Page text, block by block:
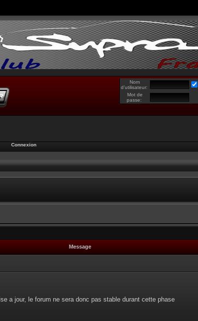
Nom
d’utilisateur:
Mot de
passe:
Connexion
Message
a jour, le forum ne sera donc pas stable durant cette phase